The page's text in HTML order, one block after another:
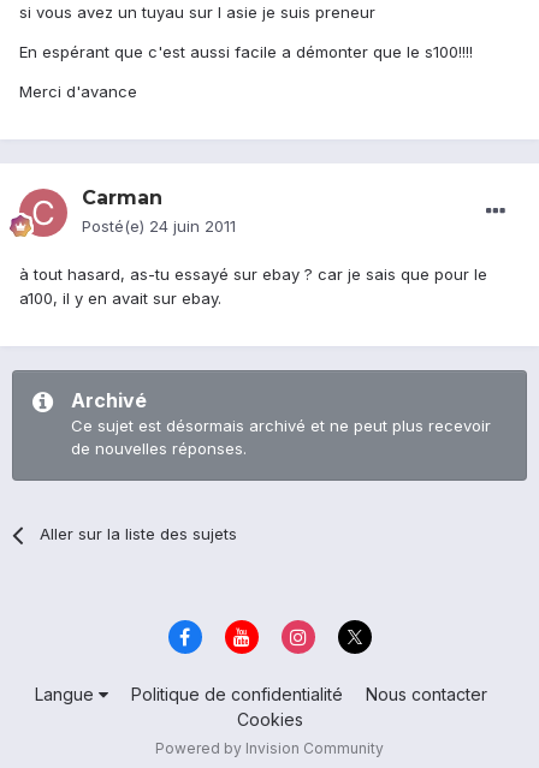
si vous avez un tuyau sur l asie je suis preneur
En espérant que c'est aussi facile a démonter que le s100!!!!
Merci d'avance
Carman
Posté(e) 24 juin 2011
à tout hasard, as-tu essayé sur ebay ? car je sais que pour le
a100, il y en avait sur ebay.
Archivé
Ce sujet est désormais archivé et ne peut plus recevoir
de nouvelles réponses.
Aller sur la liste des sujets
Langue Politique de confidentialité
Nous contacter
Cookies
Powered by Invision Community